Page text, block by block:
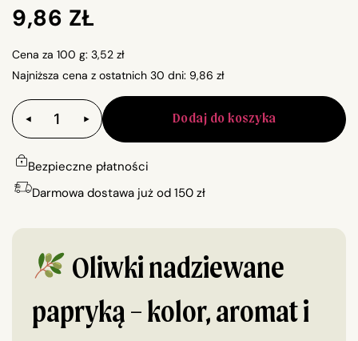
9,86 ZŁ
Cena za 100 g: 3,52 zł
Najniższa cena z ostatnich 30 dni: 9,86 zł
Dodaj do koszyka
Bezpieczne płatności
Darmowa dostawa już od 150 zł
Oliwki nadziewane
papryką – kolor, aromat i